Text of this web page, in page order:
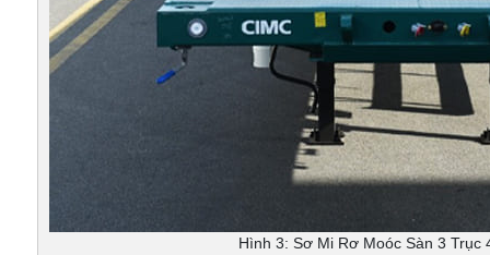
Hình 3: Sơ Mi Rơ Moóc Sàn 3 Trục